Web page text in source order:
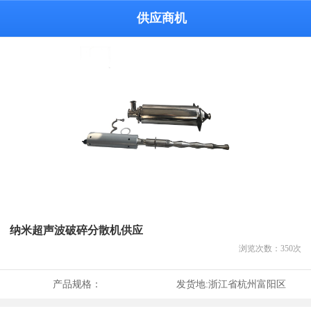
供应商机
纳米超声波破碎分散机供应
浏览次数： 350次
产品规格： 发货地:浙江省杭州富阳区